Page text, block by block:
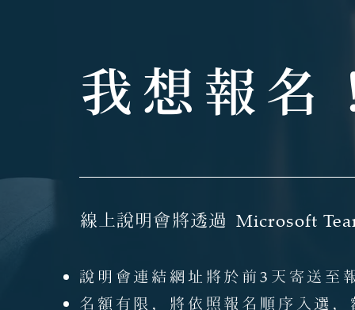
我想報名
線上說明會將透過 Microsoft
說明會連結網址將於前 3 天寄送至
名額有限，將依照報名順序入選